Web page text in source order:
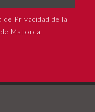
de Privacidad de la
Mallorca